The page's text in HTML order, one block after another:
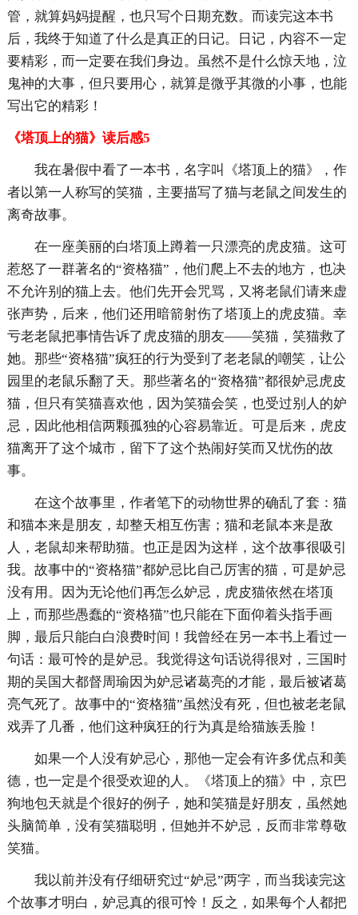
管，就算妈妈提醒，也只写个日期充数。而读完这本书
后，我终于知道了什么是真正的日记。日记，内容不一定
要精彩，而一定要在我们身边。虽然不是什么惊天地，泣
鬼神的大事，但只要用心，就算是微乎其微的小事，也能
写出它的精彩！
《塔顶上的猫》读后感5
我在暑假中看了一本书，名字叫《塔顶上的猫》，作
者以第一人称写的笑猫，主要描写了猫与老鼠之间发生的
离奇故事。
在一座美丽的白塔顶上蹲着一只漂亮的虎皮猫。这可
惹怒了一群著名的“资格猫”，他们爬上不去的地方，也决
不允许别的猫上去。他们先开会咒骂，又将老鼠们请来虚
张声势，后来，他们还用暗箭射伤了塔顶上的虎皮猫。幸
亏老老鼠把事情告诉了虎皮猫的朋友——笑猫，笑猫救了
她。那些“资格猫”疯狂的行为受到了老老鼠的嘲笑，让公
园里的老鼠乐翻了天。那些著名的“资格猫”都很妒忌虎皮
猫，但只有笑猫喜欢他，因为笑猫会笑，也受过别人的妒
忌，因此他相信两颗孤独的心容易靠近。可是后来，虎皮
猫离开了这个城市，留下了这个热闹好笑而又忧伤的故
事。
在这个故事里，作者笔下的动物世界的确乱了套：猫
和猫本来是朋友，却整天相互伤害；猫和老鼠本来是敌
人，老鼠却来帮助猫。也正是因为这样，这个故事很吸引
我。故事中的“资格猫”都妒忌比自己厉害的猫，可是妒忌
没有用。因为无论他们再怎么妒忌，虎皮猫依然在塔顶
上，而那些愚蠢的“资格猫”也只能在下面仰着头指手画
脚，最后只能白白浪费时间！我曾经在另一本书上看过一
句话：最可怜的是妒忌。我觉得这句话说得很对，三国时
期的吴国大都督周瑜因为妒忌诸葛亮的才能，最后被诸葛
亮气死了。故事中的“资格猫”虽然没有死，但也被老老鼠
戏弄了几番，他们这种疯狂的行为真是给猫族丢脸！
如果一个人没有妒忌心，那他一定会有许多优点和美
德，也一定是个很受欢迎的人。《塔顶上的猫》中，京巴
狗地包天就是个很好的例子，她和笑猫是好朋友，虽然她
头脑简单，没有笑猫聪明，但她并不妒忌，反而非常尊敬
笑猫。
我以前并没有仔细研究过“妒忌”两字，而当我读完这
个故事才明白，妒忌真的很可怜！反之，如果每个人都把